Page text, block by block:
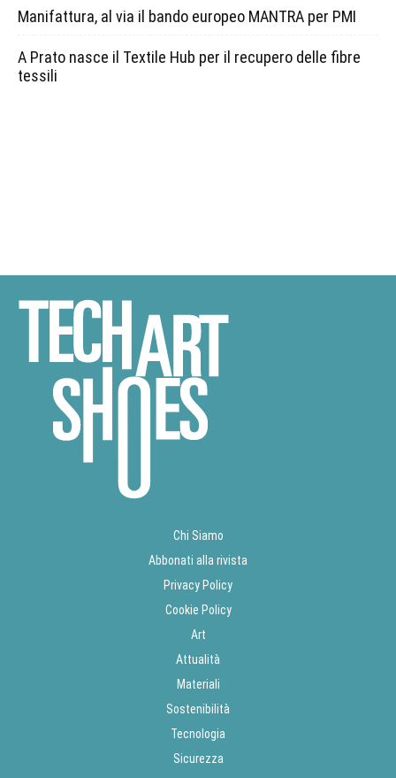
Manifattura, al via il bando europeo MANTRA per PMI
A Prato nasce il Textile Hub per il recupero delle fibre
tessili
Chi Siamo
Abbonati alla rivista
Privacy Policy
Cookie Policy
Art
Attualità
Materiali
Sostenibilità
Tecnologia
Sicurezza